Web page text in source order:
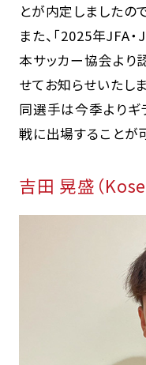
とが内定しましたの
また、「2025年JFA
本サッカー協会より
せてお知らせいたしま
同選手は今季よりギ
戦に出場することが
吉田 晃盛（